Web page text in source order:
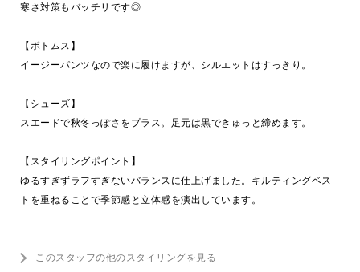
寒さ対策もバッチリです◎
【ボトムス】
イージーパンツなので楽に履けますが、シルエットはすっきり。
【シューズ】
スエードで秋冬っぽさをプラス。足元は黒できゅっと締めます。
【スタイリングポイント】
ゆるすぎずラフすぎないバランスに仕上げました。キルティングベス
トを重ねることで季節感と立体感を演出しています。
このスタッフの他のスタイリングを見る